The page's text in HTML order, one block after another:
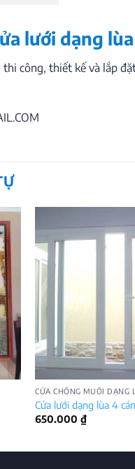
lưới dạng
công, thiết kế và lắp
CỬA CHỐNG MUỖI DẠNG
Cửa lưới dạng lùa 4
650.000₫